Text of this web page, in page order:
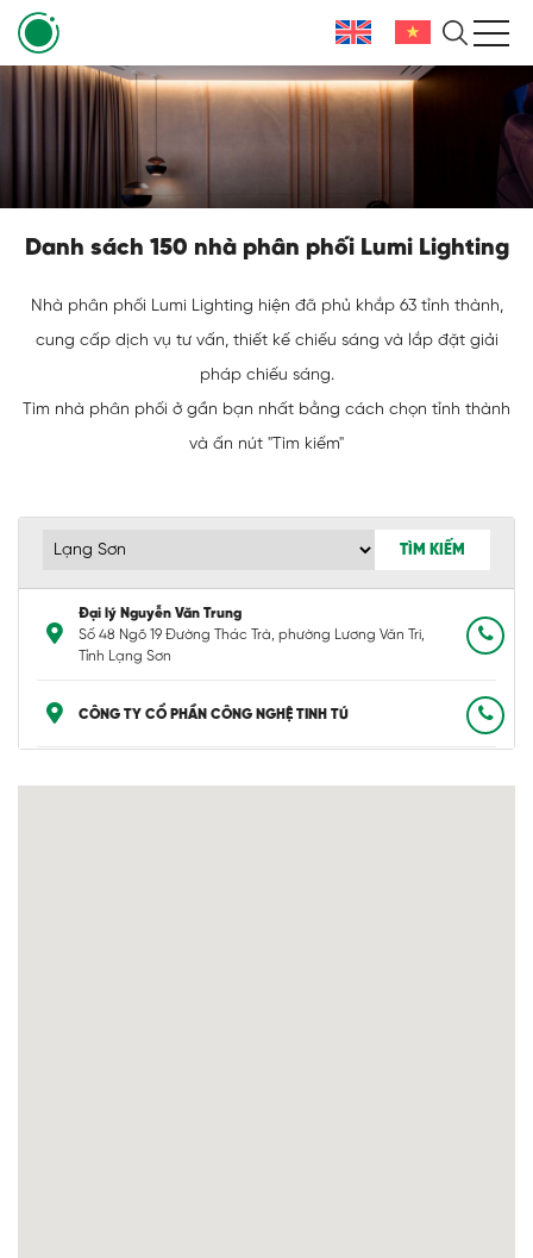
Danh sách 150 nhà phân phối Lumi Lighting
Nhà phân phối Lumi Lighting hiện đã phủ khắp 63 tỉnh thành,
cung cấp dịch vụ tư vấn, thiết kế chiếu sáng và lắp đặt giải
pháp chiếu sáng.
Tìm nhà phân phối ở gần bạn nhất bằng cách chọn tỉnh thành
và ấn nút "Tìm kiếm"
TÌM KIẾM
Đại lý Nguyễn Văn Trung
Số 48 Ngõ 19 Đường Thác Trà, phường Lương Văn Tri,
Tỉnh Lạng Sơn
CÔNG TY CỔ PHẦN CÔNG NGHỆ TINH TÚ